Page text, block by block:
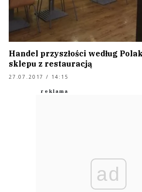
Handel przyszłości według
sklepu z restauracją
27.07.2017 / 14:15
ad